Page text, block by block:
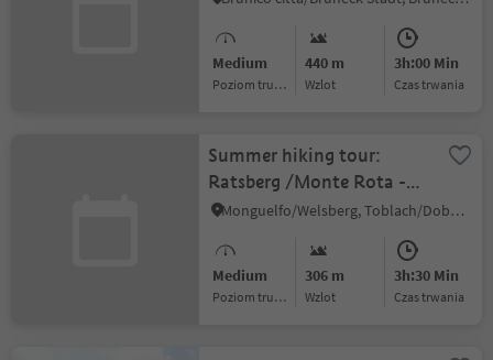
Medium
Poziom trudności
440 m
Wzlot
3h:00 Min
czas trwania
Summer hiking tour:
Ratsberg /Monte Rota -
Welsberg/Monguelfo
Monguelfo/Welsberg, Toblach/Dobbiaco, Dolomites Region 3 Zinnen
Medium
Poziom trudności
306 m
Wzlot
3h:30 Min
czas trwania